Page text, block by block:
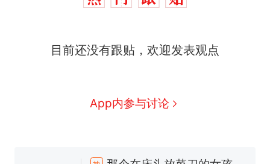
目前还没有跟贴，欢迎发表观点
App内参与讨论